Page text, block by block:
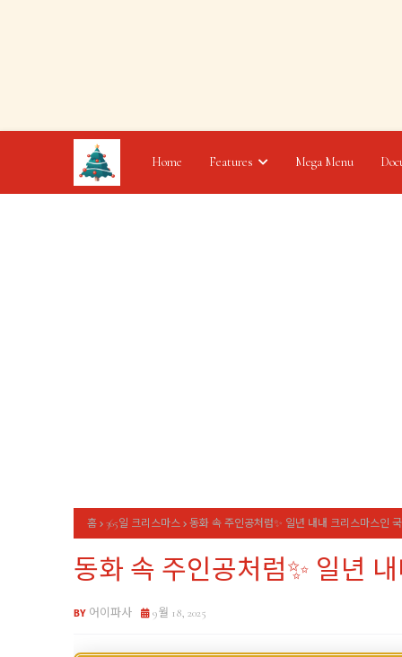
Home Features Mega Menu
홈 365일 크리스마스 동화 속 주인공처럼✨ 일년 내내 크리스마스인
동화 속 주인공처럼✨ 일년
어이파사 9월 18, 2025